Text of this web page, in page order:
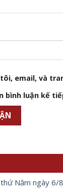
email, và
bình luận kế
Năm ngày 6/